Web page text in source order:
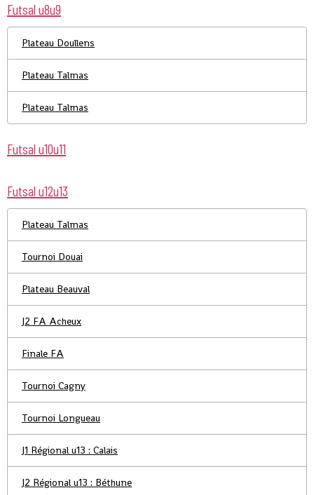
Futsal u8u9
Plateau Doullens
Plateau Talmas
Plateau Talmas
Futsal u10u11
Futsal u12u13
Plateau Talmas
Tournoi Douai
Plateau Beauval
J2 FA Acheux
Finale FA
Tournoi Cagny
Tournoi Longueau
J1 Régional u13 : Calais
J2 Régional u13 : Béthune